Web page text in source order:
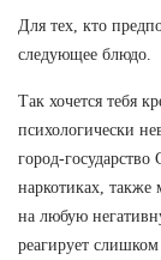
Для тех, кто
следующее блюдо.
Так хочется тебя
психологически
город-
наркотиках, также
на любую
реагирует